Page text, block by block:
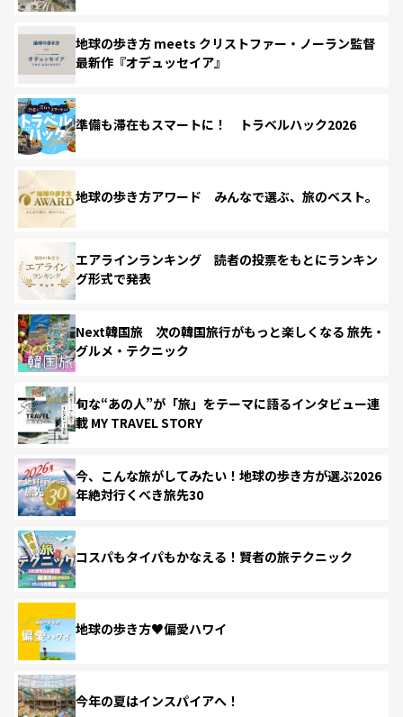
地球の歩き方 meets クリストファー・ノーラン監督
最新作『オデュッセイア』
準備も滞在もスマートに！ トラベルハック2026
地球の歩き方アワード みんなで選ぶ、旅のベスト。
エアラインランキング 読者の投票をもとにランキン
グ形式で発表
Next韓国旅 次の韓国旅行がもっと楽しくなる 旅先・
グルメ・テクニック
旬な“あの人”が「旅」をテーマに語るインタビュー連
載 MY TRAVEL STORY
今、こんな旅がしてみたい！地球の歩き方が選ぶ2026
年絶対行くべき旅先30
コスパもタイパもかなえる！賢者の旅テクニック
地球の歩き方♥偏愛ハワイ
今年の夏はインスパイアへ！